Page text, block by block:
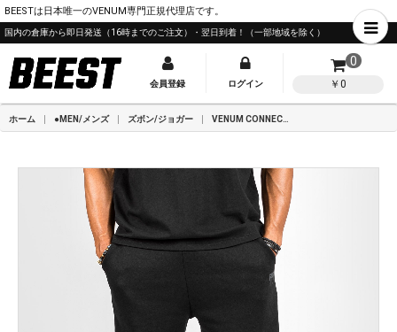
BEESTは日本唯一のVENUM専門正規代理店です。
国内の倉庫から即日発送（16時までのご注文）・翌日到着！（一部地域を除く）
会員登録 ログイン
0
￥0
ホーム ●MEN/メンズ ズボン/ジョガー